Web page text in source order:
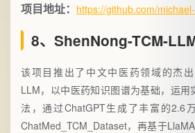
项目地址： https://github.com/
8、ShenNong-TCM-LLM
该项目推出了中文中医药领域的杰出
LLM，以中医药知识图谱为基础，运用
法，通过ChatGPT生成了丰富的2.6
ChatMed_TCM_Dataset，再基于